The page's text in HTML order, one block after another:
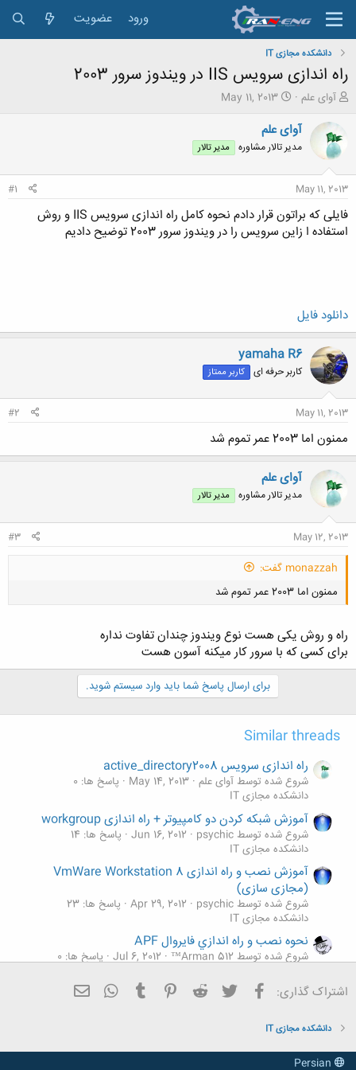
ورود عضویت
دانشکده مجازی IT
راه اندازی سرویس IIS در ویندوز سرور 2003
ش
و
ع
ک
ه
م
و
آوای علم
ت
ر
ی
خ
ع
May 11, 2013
آوای علم
مدیر تالار مشاوره مدیر تالار
May 11, 2013
#1
فایلی که براتون قرار دادم نحوه کامل راه اندازی سرویس IIS و روش
استفاده ا زاین سرویس را در ویندوز سرور 2003 توضیح دادیم
دانلود فایل
yamaha R6
کاربر حرفه ای کاربر ممتاز
May 11, 2013
#2
ممنون اما 2003 عمر تموم شد
آوای علم
مدیر تالار مشاوره مدیر تالار
May 12, 2013
#3
monazzah گفت:
ممنون اما 2003 عمر تموم شد
کلیک کنید تا باز شود...
راه و روش یکی هست نوع ویندوز چندان تفاوت نداره
برای کسی که با سرور کار میکنه آسون هست
برای ارسال پاسخ شما باید وارد سیستم شوید.
Similar threads
راه اندازی سرویس active_directory2008
شروع شده توسط آوای علم May 14, 2013
پاسخ ها: 0
دانشکده مجازی IT
آموزش شبکه کردن دو کامپیوتر + راه اندازی workgroup
شروع شده توسط psychic Jun 16, 2012 پاسخ ها: 14
دانشکده مجازی IT
آموزش نصب و راه اندازی VmWare Workstation 8
(مجازی سازی)
شروع شده توسط psychic Apr 29, 2012 پاسخ ها: 23
دانشکده مجازی IT
نحوه نصب و راه اندازي فايروال APF
شروع شده توسط Arman 512™ Jul 6, 2012 پاسخ ها: 0
معماری سرویس گرا (SOA) چیست؟
دانشکده مجازی IT
اشتراک گذاری: فیسبوک تویتر Reddit
Pinterest
Tumblr
WhatsApp
دانشکده مجازی IT